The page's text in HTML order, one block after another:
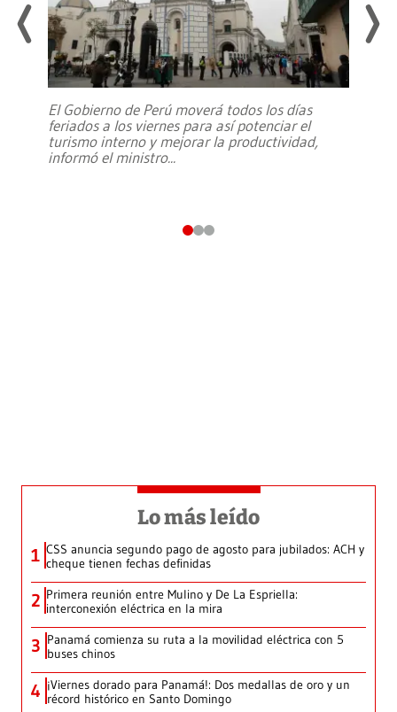
El Gobierno de Perú moverá todos los días
feriados a los viernes para así potenciar el
turismo interno y mejorar la productividad,
informó el ministro...
Lo más leído
1 CSS anuncia segundo pago de agosto para jubilados: ACH y
cheque tienen fechas definidas
2 Primera reunión entre Mulino y De La Espriella:
interconexión eléctrica en la mira
3 Panamá comienza su ruta a la movilidad eléctrica con 5
buses chinos
4 ¡Viernes dorado para Panamá!: Dos medallas de oro y un
récord histórico en Santo Domingo